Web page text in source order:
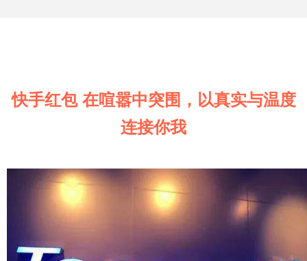
快手红包 在喧嚣中突围，以真实与温度
连接你我